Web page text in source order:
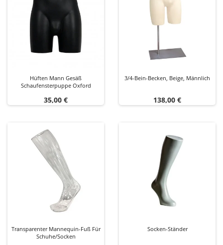
Hüften Mann Gesäß
Schaufensterpuppe Oxford
Preis
35,00 €
3/4-Bein-Becken, Beige, Männlich
Preis
138,00 €
Transparenter Mannequin-Fuß Für
Schuhe/Socken
Socken-Ständer